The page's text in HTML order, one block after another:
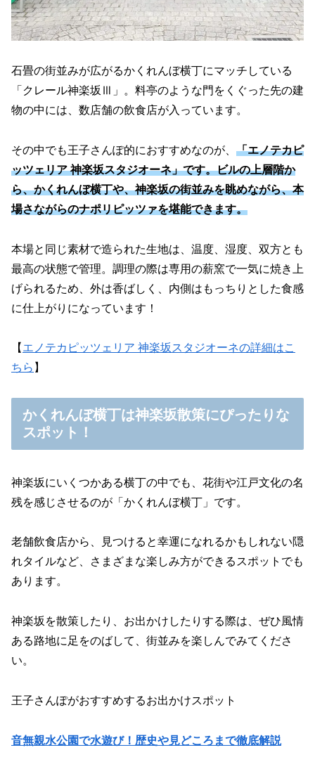
石畳の街並みが広がるかくれんぼ横丁にマッチしている
「クレール神楽坂Ⅲ」。料亭のような門をくぐった先の建
物の中には、数店舗の飲食店が入っています。
その中でも王子さんぽ的におすすめなのが、 「エノテカピ
ッツェリア 神楽坂スタジオーネ」です。ビルの上層階か
ら、かくれんぼ横丁や、神楽坂の街並みを眺めながら、本
場さながらのナポリピッツァを堪能できます。
本場と同じ素材で造られた生地は、温度、湿度、双方とも
最高の状態で管理。調理の際は専用の薪窯で一気に焼き上
げられるため、外は香ばしく、内側はもっちりとした食感
に仕上がりになっています！
【 エノテカピッツェリア 神楽坂スタジオーネの詳細はこ
ちら 】
かくれんぼ横丁は神楽坂散策にぴったりな
スポット！
神楽坂にいくつかある横丁の中でも、花街や江戸文化の名
残を感じさせるのが「かくれんぼ横丁」です。
老舗飲食店から、見つけると幸運になれるかもしれない隠
れタイルなど、さまざまな楽しみ方ができるスポットでも
あります。
神楽坂を散策したり、お出かけしたりする際は、ぜひ風情
ある路地に足をのばして、街並みを楽しんでみてくださ
い。
王子さんぽがおすすめするお出かけスポット
音無親水公園で水遊び！歴史や見どころまで徹底解説